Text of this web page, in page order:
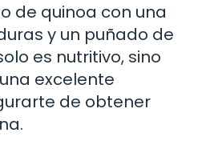
de quinoa con una
y un puñado de
es nutritivo, sino
excelente
de obtener